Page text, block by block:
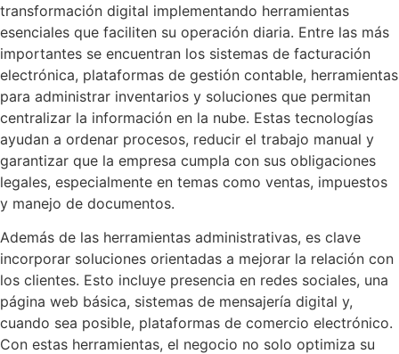
transformación digital implementando herramientas
esenciales que faciliten su operación diaria. Entre las más
importantes se encuentran los sistemas de facturación
electrónica, plataformas de gestión contable, herramientas
para administrar inventarios y soluciones que permitan
centralizar la información en la nube. Estas tecnologías
ayudan a ordenar procesos, reducir el trabajo manual y
garantizar que la empresa cumpla con sus obligaciones
legales, especialmente en temas como ventas, impuestos
y manejo de documentos.
Además de las herramientas administrativas, es clave
incorporar soluciones orientadas a mejorar la relación con
los clientes. Esto incluye presencia en redes sociales, una
página web básica, sistemas de mensajería digital y,
cuando sea posible, plataformas de comercio electrónico.
Con estas herramientas, el negocio no solo optimiza su